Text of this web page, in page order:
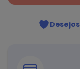
Desejos